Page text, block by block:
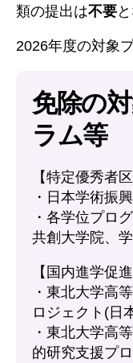
類の提出は不要
2026年度の対象
免除の
ラム等
【特定優秀者区
・日本学術振
・各学位プロ
共創大学院、
【国内進学促
・東北大学高
ロジェクト(日
・東北大学高
的研究支援プ